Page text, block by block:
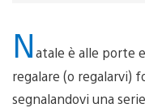
Natale è alle porte
regalare (o regalarvi)
segnalandovi una